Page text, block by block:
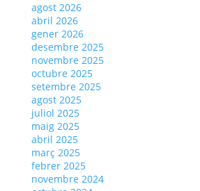
agost 2026
abril 2026
gener 2026
desembre 2025
novembre 2025
octubre 2025
setembre 2025
agost 2025
juliol 2025
maig 2025
abril 2025
març 2025
febrer 2025
novembre 2024